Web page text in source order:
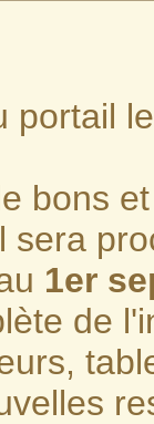
portail
bons
sera
1er
de